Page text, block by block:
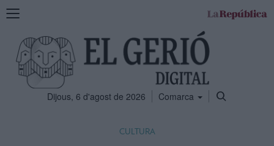
Mostra
navegació
Dijous, 6 d'agost de 2026 Comarca
CULTURA